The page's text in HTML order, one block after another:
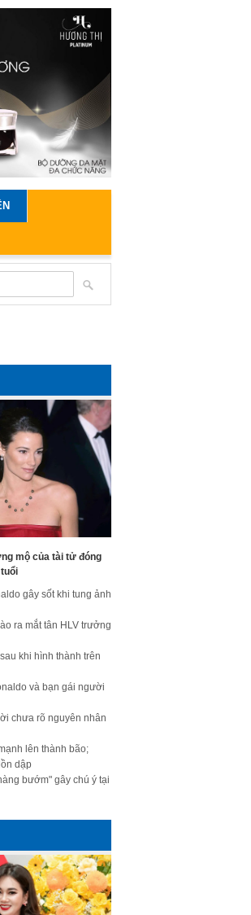
mộ của tài tử đóng
gây sốt khi tung ảnh
ra mắt tân HLV trưởng
khi hình thành trên
và bạn gái người
chưa rõ nguyên nhân
lên thành bão;
dập
bướm" gây chú ý tại